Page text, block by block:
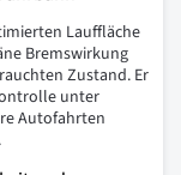
Lauffläche
Bremswirkung
Zustand. Er
unter
Autofahrten